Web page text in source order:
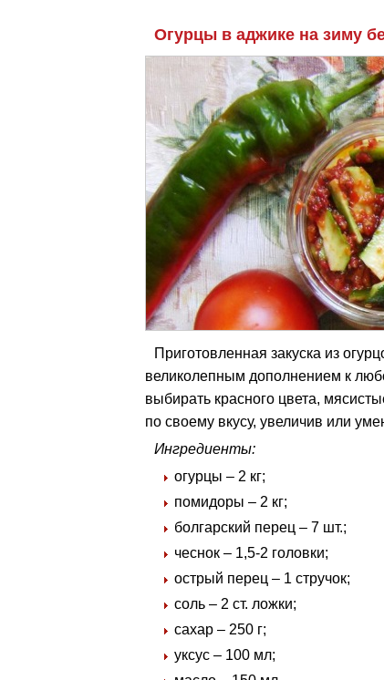
Огурцы в аджике на зиму
Приготовленная закуска из
великолепным дополнением к
выбирать красного цвета,
по своему вкусу, увеличив или
Ингредиенты:
огурцы – 2 кг;
помидоры – 2 кг;
болгарский перец – 7 шт.;
чеснок – 1,5-2 головки;
острый перец – 1 стручок;
соль – 2 ст. ложки;
сахар – 250 г;
уксус – 100 мл;